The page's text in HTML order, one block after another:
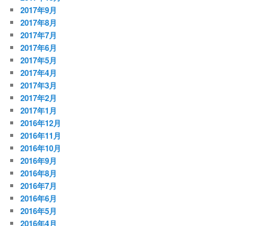
2017年9月
2017年8月
2017年7月
2017年6月
2017年5月
2017年4月
2017年3月
2017年2月
2017年1月
2016年12月
2016年11月
2016年10月
2016年9月
2016年8月
2016年7月
2016年6月
2016年5月
2016年4月